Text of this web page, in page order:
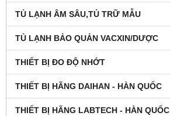
TỦ LẠNH ÂM SÂU,TỦ TRỮ MẪU
TỦ LẠNH BẢO QUẢN VACXIN/DƯỢC
THIẾT BỊ ĐO ĐỘ NHỚT
THIẾT BỊ HÃNG DAIHAN - HÀN QUỐC
THIẾT BỊ HÃNG LABTECH - HÀN QUỐC